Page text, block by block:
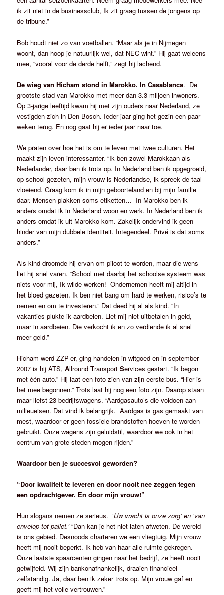
ik zit niet in de businessclub, Ik zit graag tussen de jongens op
de tribune.”
Bob houdt niet zo van voetballen. “Maar als je in Nijmegen
woont, dan hoop je natuurlijk wel, dat NEC wint.” Hij gaat weleens
mee, “vooral voor de derde helft,” zegt hij lachend.
De wieg van Hicham stond in Marokko. In Casablanca. De
grootste stad van Marokko met meer dan 3.3 miljoen inwoners.
Op 3-jarige leeftijd kwam hij met zijn ouders naar Nederland, ze
vestigden zich in Den Bosch. Ieder jaar ging het gezin een paar
weken terug. En nog gaat hij er ieder jaar naar toe.
We praten over hoe het is om te leven met twee culturen. Het
maakt zijn leven interessanter. “Ik ben zowel Marokkaan als
Nederlander, daar ben ik trots op. In Nederland ben ik opgegroeid,
op school gezeten, mijn vrouw is Nederlandse, ik spreek de taal
vloeiend. Graag kom ik in mijn geboorteland en bij mijn familie
daar. Mensen plakken soms etiketten… In Marokko ben ik
anders omdat ik in Nederland woon en werk. In Nederland ben ik
anders omdat ik uit Marokko kom. Zakelijk ondervind ik geen
hinder van mijn dubbele identiteit. Integendeel. Privé is dat soms
anders.”
Als kind droomde hij ervan om piloot te worden, maar die wens
liet hij snel varen. “School met daarbij het schoolse systeem was
niets voor mij, Ik wilde werken! Ondernemen heeft mij altijd in
het bloed gezeten. Ik ben niet bang om hard te werken, risico’s te
nemen en om te investeren.” Dat deed hij al als kind. “In
vakanties plukte ik aardbeien. Liet mij niet uitbetalen in geld,
maar in aardbeien. Die verkocht ik en zo verdiende ik al snel
meer geld.”
Hicham werd ZZP-er, ging handelen in witgoed en in september
2007 is hij ATS,AllroundTransportServices gestart. “Ik begon
met één auto.” Hij laat een foto zien van zijn eerste bus. “Hier is
het mee begonnen.” Trots laat hij nog een foto zijn. Daarop staan
maar liefst 23 bedrijfswagens. “Aardgasauto’s die voldoen aan
milieueisen. Dat vind ik belangrijk. Aardgas is gas gemaakt van
mest, waardoor er geen fossiele brandstoffen hoeven te worden
gebruikt. Onze wagens zijn geluidstil, waardoor we ook in het
centrum van grote steden mogen rijden.”
Waardoor ben je succesvol geworden?
“Door kwaliteit te leveren en door nooit nee zeggen tegen
een opdrachtgever. En door mijn vrouw!”
Hun slogans nemen ze serieus. ‘Uw vracht is onze zorg’ en ‘van
envelop tot pallet.’“Dan kan je het niet laten afweten. De wereld
is ons gebied. Desnoods charteren we een vliegtuig. Mijn vrouw
heeft mij nooit beperkt. Ik heb van haar alle ruimte gekregen.
Onze laatste spaarcenten gingen naar het bedrijf, ze heeft nooit
getwijfeld. Wij zijn bankonafhankelijk, draaien financieel
zelfstandig. Ja, daar ben ik zeker trots op. Mijn vrouw gaf en
geeft mij het volle vertrouwen.”